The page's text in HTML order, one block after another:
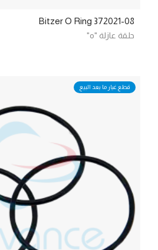
372021-08 Bitzer O Ring
حلقة عازلة "o"
قطع غيار ما بعد البيع